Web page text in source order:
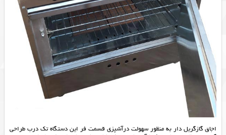
اجاق گازگریل دار به منظور سهولت درآشپزی قسمت فر این دستگاه تک درب طراحی